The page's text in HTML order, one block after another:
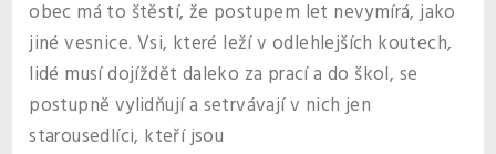
obec má to štěstí, že postupem let nevymírá, jako
jiné vesnice. Vsi, které leží v odlehlejších koutech,
lidé musí dojíždět daleko za prací a do škol, se
postupně vylidňují a setrvávají v nich jen
starousedlíci, kteří jsou